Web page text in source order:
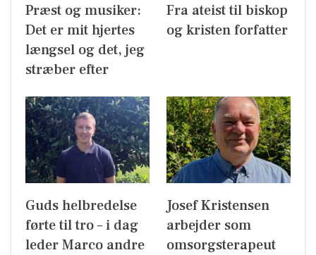
Præst og musiker:
Det er mit hjertes
længsel og det, jeg
stræber efter
Fra ateist til biskop
og kristen forfatter
Guds helbredelse
førte til tro – i dag
leder Marco andre
Josef Kristensen
arbejder som
omsorgsterapeut